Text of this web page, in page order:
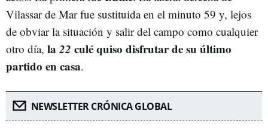
Vilassar de Mar fue sustituida en el minuto 59 y, lejos
de obviar la situación y salir del campo como cualquier
otro día, la22 culé quiso disfrutar de su último
partido en casa.
NEWSLETTER CRÓNICA GLOBAL